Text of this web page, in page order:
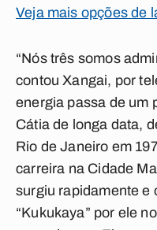
Veja mais opções de
“Nós três somos
contou Xangai, por
energia passa de um
Cátia de longa data,
Rio de Janeiro em
carreira na Cidade
surgiu rapidamente e
“Kukukaya” por ele